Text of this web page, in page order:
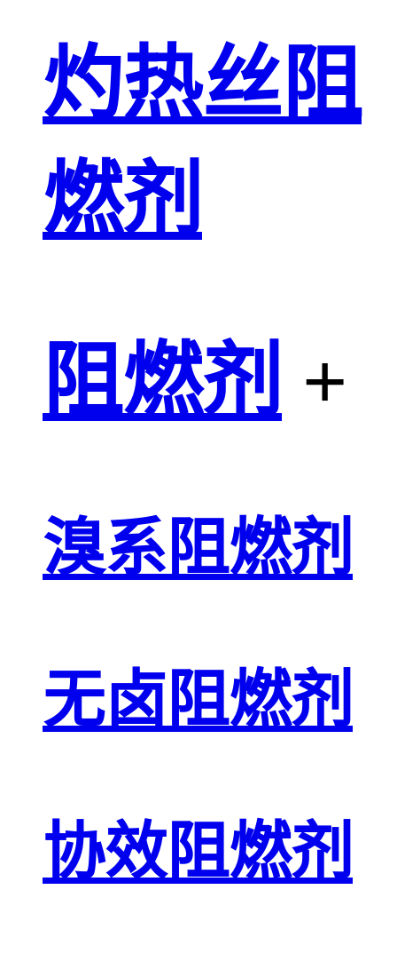
灼热丝阻
燃剂
阻燃剂 +
溴系阻燃剂
无卤阻燃剂
协效阻燃剂